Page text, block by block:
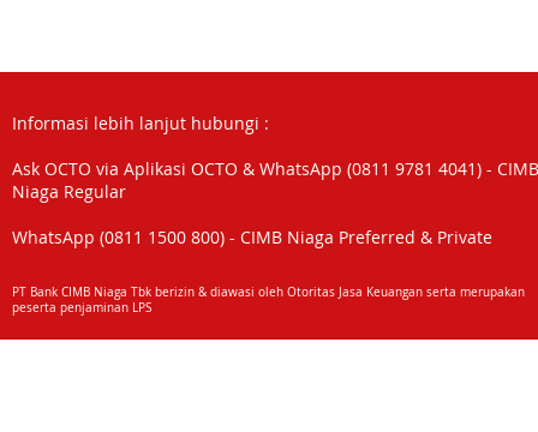
Informasi lebih lanjut hubungi :
Ask OCTO via Aplikasi OCTO & WhatsApp (0811 9781 4041) - CIMB
Niaga Regular
WhatsApp (0811 1500 800) - CIMB Niaga Preferred & Private
PT Bank CIMB Niaga Tbk berizin & diawasi oleh Otoritas Jasa Keuangan serta merupakan
peserta penjaminan LPS